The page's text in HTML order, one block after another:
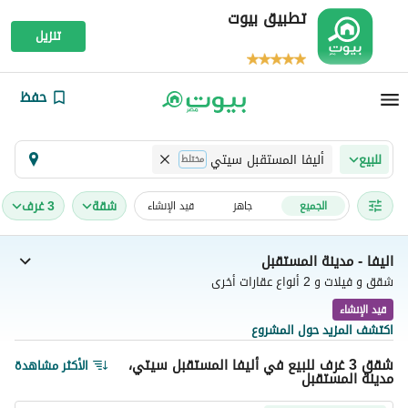
تطبيق بيوت
تنزيل
حفظ
للبيع أليفا المستقبل سيتي مختلط
الجميع جاهز قيد الإنشاء شقة 3 غرف
اليفا - مدينة المستقبل
شقق و فيلات و 2 أنواع عقارات أخرى
قيد الإنشاء
اكتشف المزيد حول المشروع
شقق 3 غرف للبيع في أليفا المستقبل سيتي،مدينة المستقبل الأكثر مشاهدة